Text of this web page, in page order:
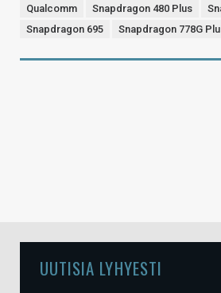
Qualcomm Snapdragon 480 Plus
Snapdragon 695
Snapdragon 778G
UUTISIA LYHYESTI